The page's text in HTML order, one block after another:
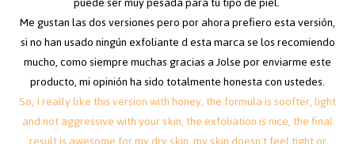
Me gustan las dos versiones pero por ahora prefiero esta versión,
si no han usado ningún exfoliante d esta marca se los recomiendo
mucho, como siempre muchas gracias a Jolse por enviarme este
producto, mi opinión ha sido totalmente honesta con ustedes.
So, I really like this version with honey, the formula is soofter, light
and not aggressive with your skin, the exfoliation is nice, the final